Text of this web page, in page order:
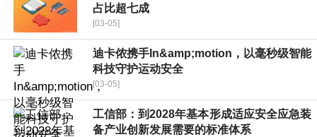
占比超七成
[03-05]
迪卡侬携手In&amp;motion，以毫秒级智能
科技守护运动安全
[03-05]
工信部：到2028年基本形成适应安全应急装
备产业创新发展需要的标准体系